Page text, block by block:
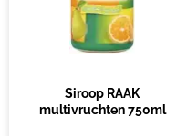
Siroop RAAK
multivruchten 750ml